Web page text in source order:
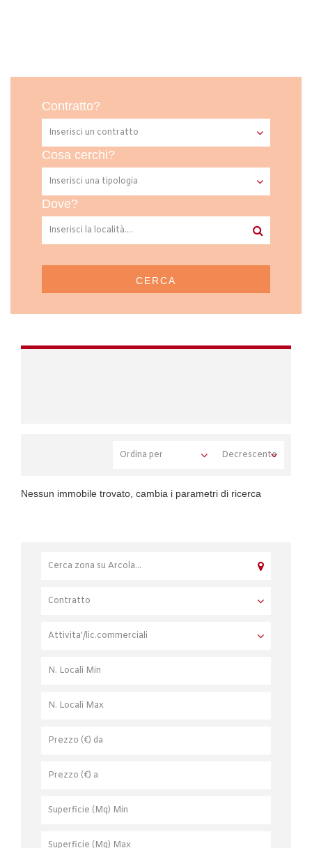
Contratto?
Cosa cerchi?
Dove?
CERCA
Nessun immobile trovato, cambia i parametri di ricerca